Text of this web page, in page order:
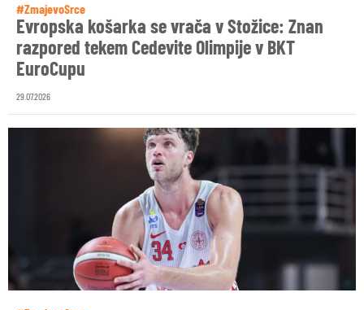
#ZmajevoSrce
Evropska košarka se vrača v Stožice: Znan
razpored tekem Cedevite Olimpije v BKT
EuroCupu
29.07.2026